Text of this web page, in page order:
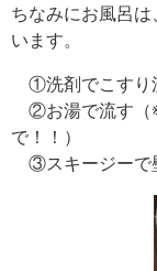
ちなみにお風呂
います。
①洗剤でこすり
②お湯で流す（
で！！）
③スキージーで